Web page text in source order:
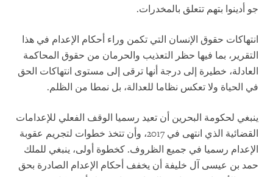
جو أدينوا بتهم تتعلق بالمخدرات.
انتهاكات حقوق الإنسان التي تكمن وراء أحكام الإعدام في هذا
التقرير، بما فيها حظر التعذيب والحرمان من حقوق المحاكمة
العادلة، خطيرة إلى درجة أنها ترقى إلى مستوى انتهاكات الحق
في الحياة ولا تعكس نظاما للعدالة، بل نمطا من الظلم.
ينبغي لحكومة البحرين أن تعيد رسميا الوقف الفعلي للإعدامات
القضائية الذي انتهى في 2017، وأن تتخذ خطوات لتجريم عقوبة
الإعدام رسميا في جميع الظروف. كخطوة أولى، ينبغي للملك
حمد بن عيسى آل خليفة أن يخفف أحكام الإعدام الصادرة بحق